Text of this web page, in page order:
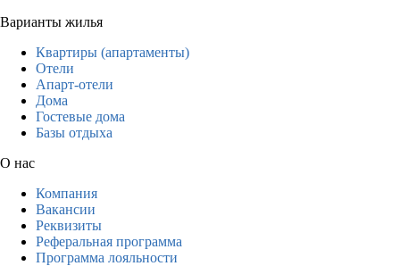
Варианты жилья
Квартиры (апартаменты)
Отели
Апарт-отели
Дома
Гостевые дома
Базы отдыха
О нас
Компания
Вакансии
Реквизиты
Реферальная программа
Программа лояльности